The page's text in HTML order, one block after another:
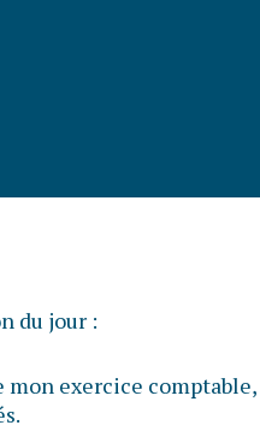
du jour :
exercice